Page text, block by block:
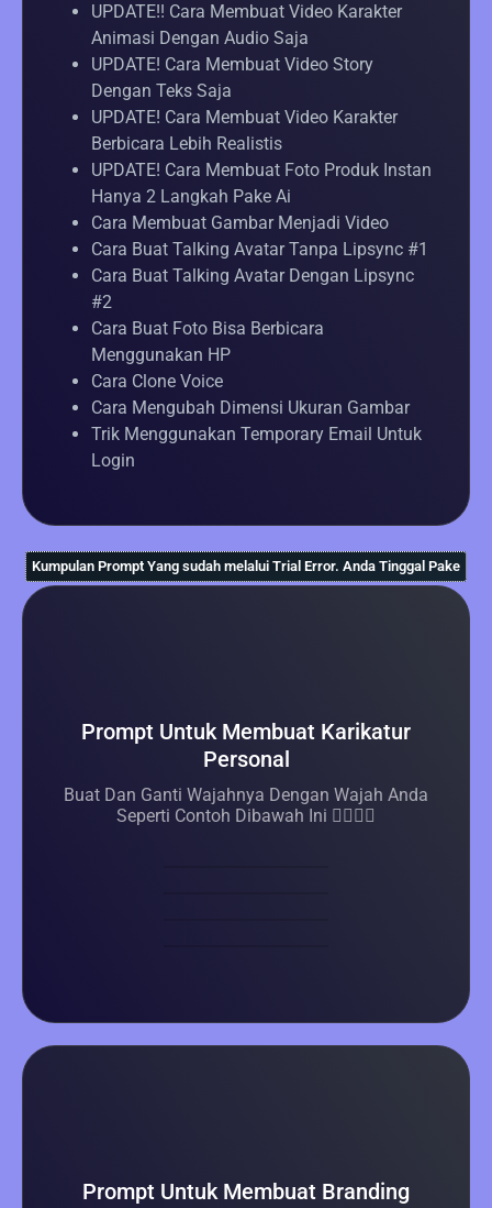
UPDATE!! Cara Membuat Video Karakter
Animasi Dengan Audio Saja
UPDATE! Cara Membuat Video Story
Dengan Teks Saja
UPDATE! Cara Membuat Video Karakter
Berbicara Lebih Realistis
UPDATE! Cara Membuat Foto Produk Instan
Hanya 2 Langkah Pake Ai
Cara Membuat Gambar Menjadi Video
Cara Buat Talking Avatar Tanpa Lipsync #1
Cara Buat Talking Avatar Dengan Lipsync
#2
Cara Buat Foto Bisa Berbicara
Menggunakan HP
Cara Clone Voice
Cara Mengubah Dimensi Ukuran Gambar
Trik Menggunakan Temporary Email Untuk
Login
Kumpulan Prompt Yang sudah melalui Trial Error. Anda Tinggal Pake
Prompt Untuk Membuat Karikatur
Personal
Buat Dan Ganti Wajahnya Dengan Wajah Anda
Seperti Contoh Dibawah Ini 👇🏼👇🏼
Prompt Untuk Membuat Branding